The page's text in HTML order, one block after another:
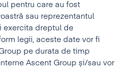
pentru care au fost
sau reprezentantul
exercita dreptul de
legii, aceste date vor fi
pe durata de timp
Ascent Group și/sau vor